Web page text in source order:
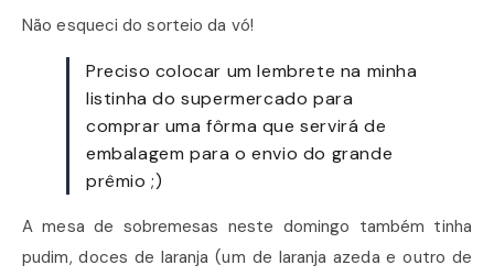
Não esqueci do sorteio da vó!
Preciso colocar um lembrete na minha
listinha do supermercado para
comprar uma fôrma que servirá de
embalagem para o envio do grande
prêmio ;)
A mesa de sobremesas neste domingo também tinha
pudim, doces de laranja (um de laranja azeda e outro de